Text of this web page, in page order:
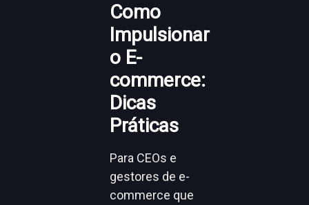
Como
Impulsionar
o E-
commerce:
Dicas
Práticas
Para CEOs e
gestores de e-
commerce que